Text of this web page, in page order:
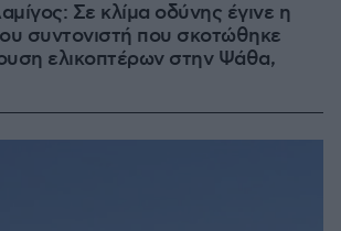
Σε κλίμα οδύνης έγινε η
συντονιστή που σκοτώθηκε
ελικοπτέρων στην Ψάθα,